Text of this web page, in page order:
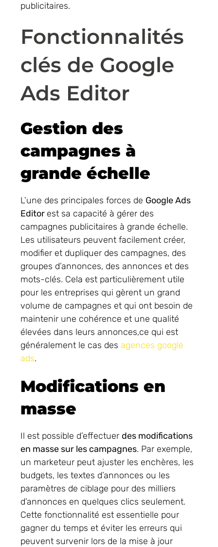
publicitaires.
Fonctionnalités
clés de Google
Ads Editor
Gestion des
campagnes à
grande échelle
L’une des principales forces de Google Ads
Editor est sa capacité à gérer des
campagnes publicitaires à grande échelle.
Les utilisateurs peuvent facilement créer,
modifier et dupliquer des campagnes, des
groupes d’annonces, des annonces et des
mots-clés. Cela est particulièrement utile
pour les entreprises qui gèrent un grand
volume de campagnes et qui ont besoin de
maintenir une cohérence et une qualité
élevées dans leurs annonces,ce qui est
généralement le cas desagences google
ads.
Modifications en
masse
Il est possible d’effectuerdes modifications
en masse sur les campagnes. Par exemple,
un marketeur peut ajuster les enchères, les
budgets, les textes d’annonces ou les
paramètres de ciblage pour des milliers
d’annonces en quelques clics seulement.
Cette fonctionnalité est essentielle pour
gagner du temps et éviter les erreurs qui
peuvent survenir lors de la mise à jour